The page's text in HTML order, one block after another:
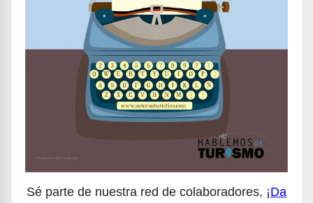
Sé parte de nuestra red de colaboradores, ¡Da